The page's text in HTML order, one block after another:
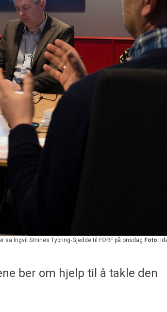
Ingvil Smines Tybring‐Gjedde til FORF på onsdag Foto:
ber om hjelp til å takle den